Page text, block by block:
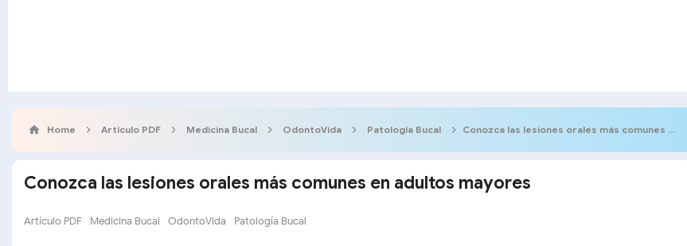
Home Artículo PDF Medicina Bucal OdontoVida Patología Bucal Conozca las lesiones orales más comunes en adultos mayores
Conozca las lesiones orales más comunes en adultos mayores
Artículo PDF Medicina Bucal OdontoVida Patología Bucal